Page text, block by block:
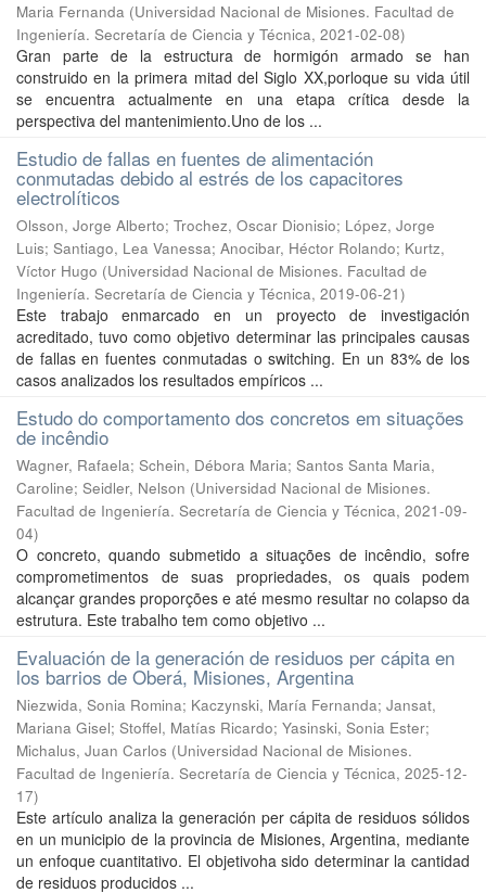
Maria Fernanda (Universidad Nacional de Misiones. Facultad de
Ingeniería. Secretaría de Ciencia y Técnica, 2021-02-08)
Gran parte de la estructura de hormigón armado se han
construido en la primera mitad del Siglo XX,porloque su vida útil
se encuentra actualmente en una etapa crítica desde la
perspectiva del mantenimiento.Uno de los ...
Estudio de fallas en fuentes de alimentación
conmutadas debido al estrés de los capacitores
electrolíticos
Olsson, Jorge Alberto; Trochez, Oscar Dionisio; López, Jorge
Luis; Santiago, Lea Vanessa; Anocibar, Héctor Rolando; Kurtz,
Víctor Hugo (Universidad Nacional de Misiones. Facultad de
Ingeniería. Secretaría de Ciencia y Técnica, 2019-06-21)
Este trabajo enmarcado en un proyecto de investigación
acreditado, tuvo como objetivo determinar las principales causas
de fallas en fuentes conmutadas o switching. En un 83% de los
casos analizados los resultados empíricos ...
Estudo do comportamento dos concretos em situações
de incêndio
Wagner, Rafaela; Schein, Débora Maria; Santos Santa Maria,
Caroline; Seidler, Nelson (Universidad Nacional de Misiones.
Facultad de Ingeniería. Secretaría de Ciencia y Técnica, 2021-09-
04)
O concreto, quando submetido a situações de incêndio, sofre
comprometimentos de suas propriedades, os quais podem
alcançar grandes proporções e até mesmo resultar no colapso da
estrutura. Este trabalho tem como objetivo ...
Evaluación de la generación de residuos per cápita en
los barrios de Oberá, Misiones, Argentina
Niezwida, Sonia Romina; Kaczynski, María Fernanda; Jansat,
Mariana Gisel; Stoffel, Matías Ricardo; Yasinski, Sonia Ester;
Michalus, Juan Carlos (Universidad Nacional de Misiones.
Facultad de Ingeniería. Secretaría de Ciencia y Técnica, 2025-12-
17)
Este artículo analiza la generación per cápita de residuos sólidos
en un municipio de la provincia de Misiones, Argentina, mediante
un enfoque cuantitativo. El objetivoha sido determinar la cantidad
de residuos producidos ...